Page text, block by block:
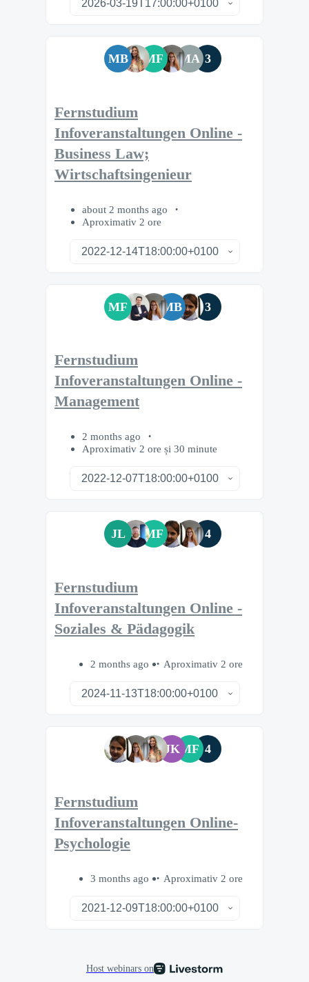
MB MF MA 3
Fernstudium
Infoveranstaltungen Online -
Business Law;
Wirtschaftsingenieur
about 2 months ago
Aproximativ 2 ore
MF MB 3
Fernstudium
Infoveranstaltungen Online -
Management
2 months ago
Aproximativ 2 ore și 30 minute
JL MF 4
Fernstudium
Infoveranstaltungen Online -
Soziales & Pädagogik
2 months ago Aproximativ 2 ore
JK MF 4
Fernstudium
Infoveranstaltungen Online-
Psychologie
3 months ago Aproximativ 2 ore
Host webinars on